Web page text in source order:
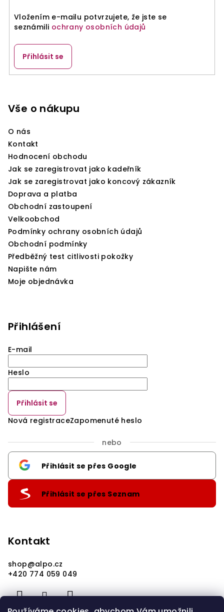
Vložením e-mailu potvrzujete, že jste se
seznámili ochrany osobních údajů
Přihlásit se
Vše o nákupu
O nás
Kontakt
Hodnocení obchodu
Jak se zaregistrovat jako kadeřník
Jak se zaregistrovat jako koncový zákazník
Doprava a platba
Obchodní zastoupení
Velkoobchod
Podmínky ochrany osobních údajů
Obchodní podmínky
Předběžný test citlivosti pokožky
Napište nám
Moje objednávka
Přihlášení
E-mail
Heslo
Přihlásit se
Nová registraceZapomenuté heslo
nebo
Přihlásit se přes Google
Přihlásit se přes Seznam
Kontakt
shop@alpo.cz
+420 774 059 049